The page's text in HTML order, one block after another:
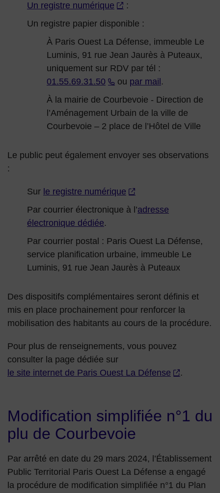
Un registre numérique
:
Un registre papier disponible :
À Paris Ouest La Défense, immeuble Le
Luminis, 91 rue Jean Jaurès à Puteaux,
uniquement sur RDV par tél :
01.55.69.31.50
ou par mail .
À la mairie de Courbevoie - Direction de
l’Aménagement Urbain de la ville de
Courbevoie – 2 place de l’Hôtel de Ville
Le public peut également envoyer ses observations
:
Sur le registre numérique
Par courrier électronique à l’adresse
électronique dédiée.
Par courrier postal : Paris Ouest La Défense,
service planification urbaine, immeuble Le
Luminis, 91 rue Jean Jaurès à Puteaux
Des dispositifs complémentaires seront définis et
mis en place prochainement pour renforcer la
mobilisation des habitants au cours de la procédure.
Pour plus de renseignements, vous pouvez
consulter la page dédiée sur
le site internet de Paris Ouest La Défense
.
Modification simplifiée n°1 du
plu de Courbevoie
Par arrêté en date du 29 mars 2024, l’Établissement
Public Territorial Paris Ouest La Défense a engagé
la procédure de modification simplifiée n°1 du Plan